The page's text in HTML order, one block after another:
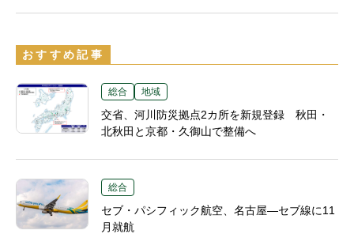
おすすめ記事
総合 地域
交省、河川防災拠点2カ所を新規登録 秋田・
北秋田と京都・久御山で整備へ
総合
セブ・パシフィック航空、名古屋―セブ線に11
月就航